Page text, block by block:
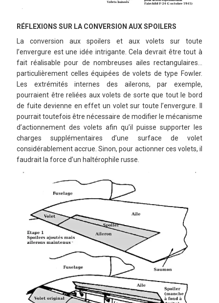
RÉFLEXIONS SUR LA CONVERSION AUX SPOILERS
La conversion aux spoilers et aux volets sur toute
l’envergure est une idée intrigante. Cela devrait être tout à
fait réalisable pour de nombreuses ailes rectangulaires…
particulièrement celles équipées de volets de type Fowler.
Les extrémités internes des ailerons, par exemple,
pourraient être reliées aux volets de sorte que tout le bord
de fuite devienne en effet un volet sur toute l’envergure. Il
pourrait toutefois être nécessaire de modifier le mécanisme
d’actionnement des volets afin qu’il puisse supporter les
charges supplémentaires d’une surface de volet
considérablement accrue. Sinon, pour actionner ces volets, il
faudrait la force d’un haltérophile russe.